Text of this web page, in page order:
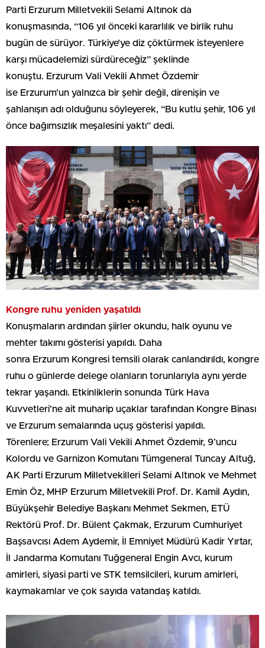
Parti Erzurum Milletvekili Selami Altınok da
konuşmasında, “106 yıl önceki kararlılık ve birlik ruhu
bugün de sürüyor. Türkiye’ye diz çöktürmek isteyenlere
karşı mücadelemizi sürdüreceğiz” şeklinde
konuştu. Erzurum Vali Vekili Ahmet Özdemir
ise Erzurum’un yalnızca bir şehir değil, direnişin ve
şahlanışın adı olduğunu söyleyerek, “Bu kutlu şehir, 106 yıl
önce bağımsızlık meşalesini yaktı” dedi.
Kongre ruhu yeniden yaşatıldı
Konuşmaların ardından şiirler okundu, halk oyunu ve
mehter takımı gösterisi yapıldı. Daha
sonra Erzurum Kongresi temsili olarak canlandırıldı, kongre
ruhu o günlerde delege olanların torunlarıyla aynı yerde
tekrar yaşandı. Etkinliklerin sonunda Türk Hava
Kuvvetleri’ne ait muharip uçaklar tarafından Kongre Binası
ve Erzurum semalarında uçuş gösterisi yapıldı.
Törenlere; Erzurum Vali Vekili Ahmet Özdemir, 9’uncu
Kolordu ve Garnizon Komutanı Tümgeneral Tuncay Altuğ,
AK Parti Erzurum Milletvekilleri Selami Altınok ve Mehmet
Emin Öz, MHP Erzurum Milletvekili Prof. Dr. Kamil Aydın,
Büyükşehir Belediye Başkanı Mehmet Sekmen, ETÜ
Rektörü Prof. Dr. Bülent Çakmak, Erzurum Cumhuriyet
Başsavcısı Adem Aydemir, İl Emniyet Müdürü Kadir Yırtar,
İl Jandarma Komutanı Tuğgeneral Engin Avcı, kurum
amirleri, siyasi parti ve STK temsilcileri, kurum amirleri,
kaymakamlar ve çok sayıda vatandaş katıldı.